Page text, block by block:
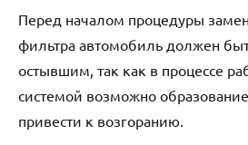
Перед началом процедуры
фильтра автомобиль должен
остывшим, так как в процессе
системой возможно
привести к возгоранию.